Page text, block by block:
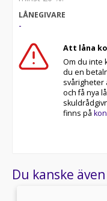
- Vi erbjuder
månader
- Skräddarsydd
Nordea Finans
All cars are
LÅNEGIVARE
-
Att låna
Om du inte
du en
svårigheter
och få nya
finns på
Du kanske